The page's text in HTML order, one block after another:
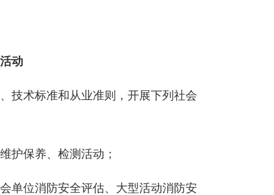
动
技术标准和从业准则，开展下列社会
护保养、检测活动；
单位消防安全评估、大型活动消防安